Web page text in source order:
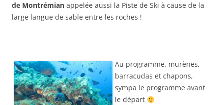
de Montrémian appelée aussi la Piste de Ski à cause de la
large langue de sable entre les roches !
Au programme, murènes,
barracudas et chapons,
sympa le programme avant
le départ